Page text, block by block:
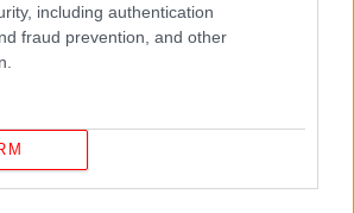
including authentication
fraud prevention, and other
Ειδήσειςαπό την Ελλάδα και τον Κόσμο,
ΠΑΤΈΡΑΣ ΓΙΟΣ ΦΩΤΟΒΟΛΊΔΑ